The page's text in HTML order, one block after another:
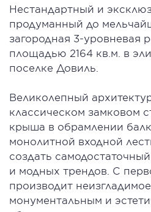
Нестандартный и
продуманный до
загородная 3-уровневая
площадью 2164 кв.м. в
поселке Довиль.
Великолепный
классическом замковом
крыша в обрамлении
монолитной входной
создать
и модных трендов. С
производит
монументальным и